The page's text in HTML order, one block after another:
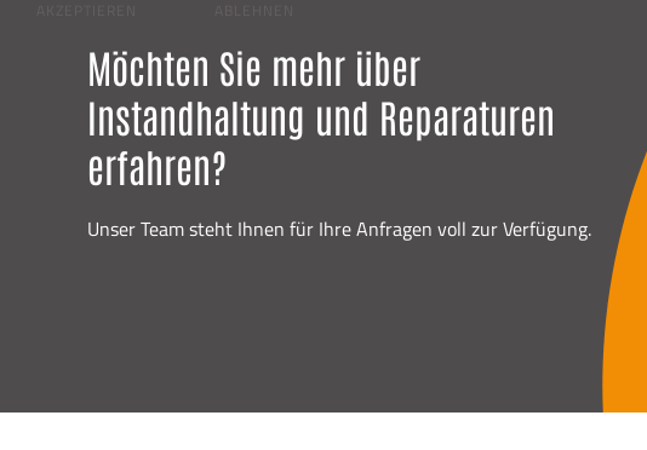
Möchten Sie mehr über
Instandhaltung und Reparaturen
erfahren?
Unser Team steht Ihnen für Ihre Anfragen voll zur Verfügung.